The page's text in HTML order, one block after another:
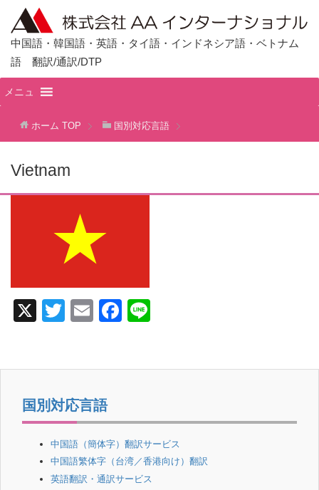
中国語・韓国語・英語・タイ語・インドネシア語・ベトナム
語 翻訳/通訳/DTP
メニュ
ホーム TOP 国別対応言語
Vietnam
X
T
er
E
F
e
o
o
k
国別対応言語
中国語（簡体字）翻訳サービス
中国語繁体字（台湾／香港向け）翻訳
英語翻訳・通訳サービス